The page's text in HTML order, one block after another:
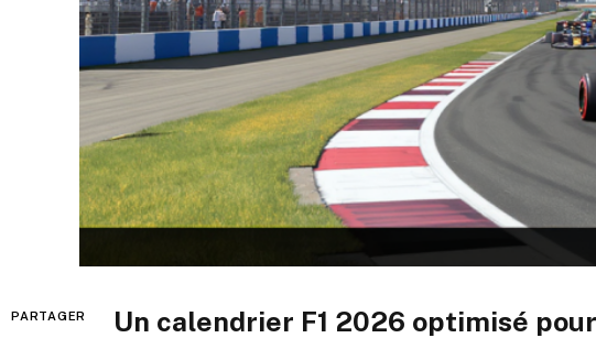
PARTAGER
Un calendrier F1 2026 optimisé